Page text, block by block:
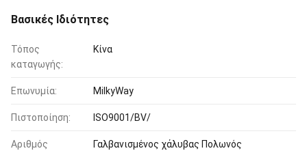
Βασικές Ιδιότητες
Τόπος
καταγωγής:
Κίνα
Επωνυμία: MilkyWay
Πιστοποίηση: ISO9001/BV/
Αριθμός
Γαλβανισμένος χάλυβας Πολωνός